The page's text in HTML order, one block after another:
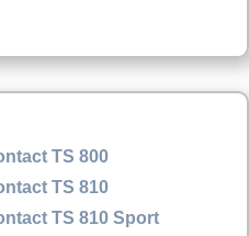
TS 800
TS 810
TS 810 Sport